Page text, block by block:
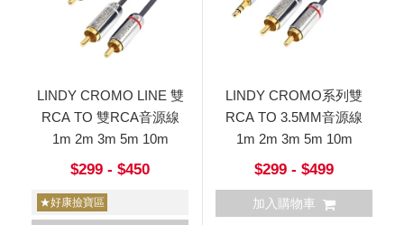
LINDY CROMO LINE 雙
RCA TO 雙RCA音源線
1m 2m 3m 5m 10m
$299 - $450
★好康撿寶區
LINDY CROMO系列雙
RCA TO 3.5MM音源線
1m 2m 3m 5m 10m
$299 - $499
加入購物車